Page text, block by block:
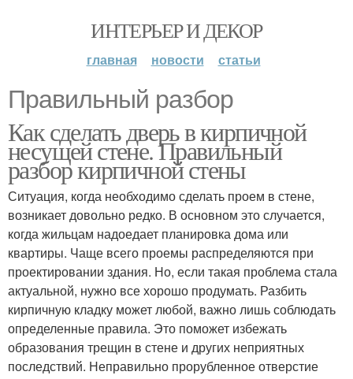
ИНТЕРЬЕР И ДЕКОР
главная новости статьи
Правильный разбор
Как сделать дверь в кирпичной
несущей стене. Правильный
разбор кирпичной стены
Ситуация, когда необходимо сделать проем в стене,
возникает довольно редко. В основном это случается,
когда жильцам надоедает планировка дома или
квартиры. Чаще всего проемы распределяются при
проектировании здания. Но, если такая проблема стала
актуальной, нужно все хорошо продумать. Разбить
кирпичную кладку может любой, важно лишь соблюдать
определенные правила. Это поможет избежать
образования трещин в стене и других неприятных
последствий. Неправильно прорубленное отверстие